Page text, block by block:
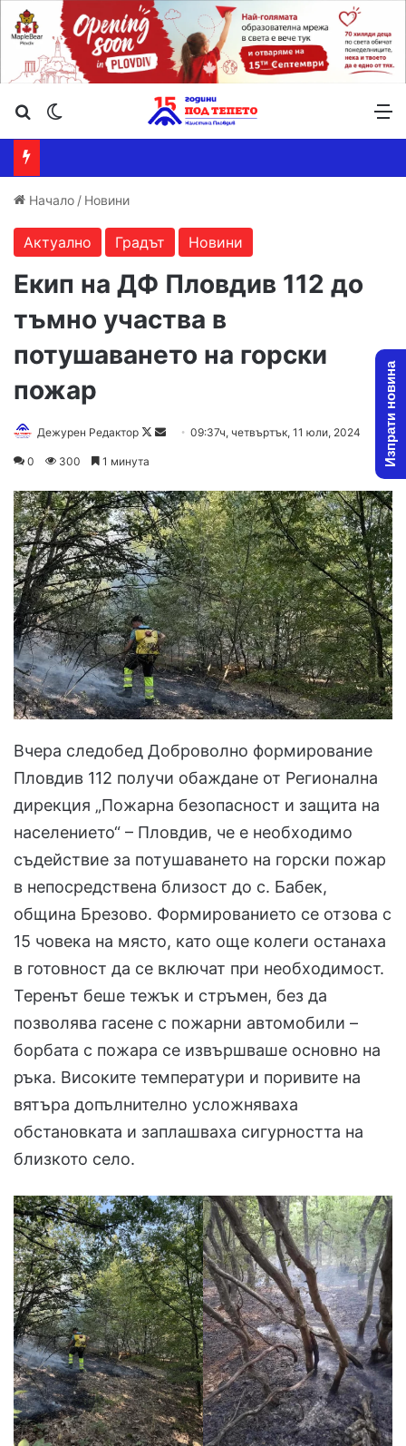
Търсене ...
Начало / Новини
Актуално Градът Новини
Eкип на ДФ Пловдив 112 до
тъмно участва в
потушаването на горски
пожар
Дежурен Редактор
Follow
Send09:37ч, четвъртък, 11 юли, 2024
0 300 1 минута
Вчера следобед Доброволно формирование
Пловдив 112 получи обаждане от Регионална
дирекция „Пожарна безопасност и защита на
населението“ – Пловдив, че е необходимо
съдействие за потушаването на горски пожар
в непосредствена близост до с. Бабек,
община Брезово. Формированието се отзова с
15 човека на място, като още колеги останаха
в готовност да се включат при необходимост.
Теренът беше тежък и стръмен, без да
позволява гасене с пожарни автомобили –
борбата с пожара се извършваше основно на
ръка. Високите температури и поривите на
вятъра допълнително усложняваха
обстановката и заплашваха сигурността на
близкото село.
Изпрати новина